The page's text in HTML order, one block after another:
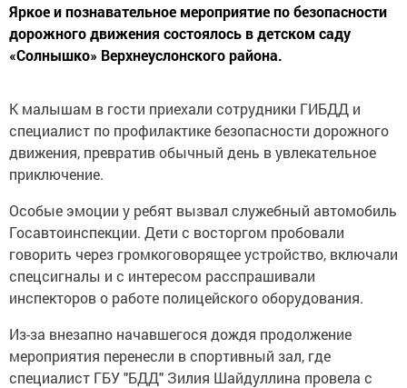
Яркое и познавательное мероприятие по безопасности
дорожного движения состоялось в детском саду
«Солнышко» Верхнеуслонского района.
К малышам в гости приехали сотрудники ГИБДД и
специалист по профилактике безопасности дорожного
движения, превратив обычный день в увлекательное
приключение.
Особые эмоции у ребят вызвал служебный автомобиль
Госавтоинспекции. Дети с восторгом пробовали
говорить через громкоговорящее устройство, включали
спецсигналы и с интересом расспрашивали
инспекторов о работе полицейского оборудования.
Из-за внезапно начавшегося дождя продолжение
мероприятия перенесли в спортивный зал, где
специалист ГБУ "БДД" Зилия Шайдуллина провела с